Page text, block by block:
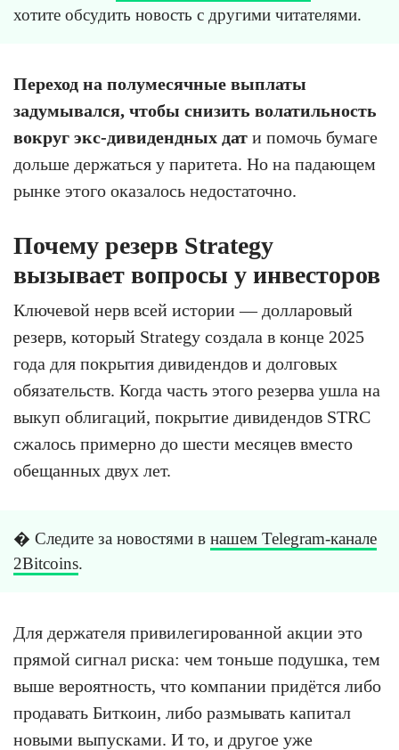
хотите обсудить новость с другими читателями.
Переход на полумесячные выплаты
задумывался, чтобы снизить волатильность
вокруг экс-дивидендных дат и помочь бумаге
дольше держаться у паритета. Но на падающем
рынке этого оказалось недостаточно.
Почему резерв Strategy
вызывает вопросы у инвесторов
Ключевой нерв всей истории — долларовый
резерв, который Strategy создала в конце 2025
года для покрытия дивидендов и долговых
обязательств. Когда часть этого резерва ушла на
выкуп облигаций, покрытие дивидендов STRC
сжалось примерно до шести месяцев вместо
обещанных двух лет.
� Следите за новостями в нашем Telegram-канале
2Bitcoins.
Для держателя привилегированной акции это
прямой сигнал риска: чем тоньше подушка, тем
выше вероятность, что компании придётся либо
продавать Биткоин, либо размывать капитал
новыми выпусками. И то, и другое уже